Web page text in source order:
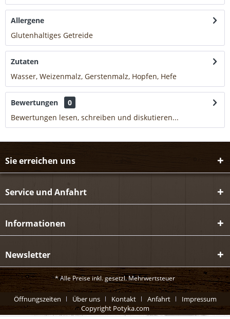
Allergene
Glutenhaltiges Getreide
Zutaten
Wasser, Weizenmalz, Gerstenmalz, Hopfen, Hefe
Bewertungen
0
Bewertungen lesen, schreiben und diskutieren...
Sie erreichen uns
Service und Anfahrt
Informationen
Newsletter
* Alle Preise inkl. gesetzl. Mehrwertsteuer
Öffnungszeiten Über uns Kontakt Anfahrt
Impressum
Copyright Potyka.com